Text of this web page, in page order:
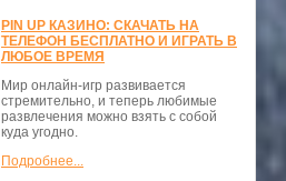
PIN UP КАЗИНО: СКАЧАТЬ НА
ТЕЛЕФОН БЕСПЛАТНО И ИГРАТЬ В
ЛЮБОЕ ВРЕМЯ
Мир онлайн-игр развивается
стремительно, и теперь любимые
развлечения можно взять с собой
куда угодно.
Подробнее...